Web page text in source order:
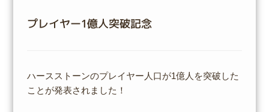
プレイヤー1億人突破記念
ハースストーンのプレイヤー人口が1億人を突破した
ことが発表されました！